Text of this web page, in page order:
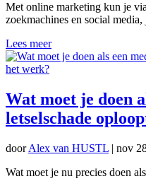
Met online marketing kun je
zoekmachines en social
Lees meer
Wat moet je doen
letselschade
doorAlex van HUSTL | nov
Wat moet je nu precies doen